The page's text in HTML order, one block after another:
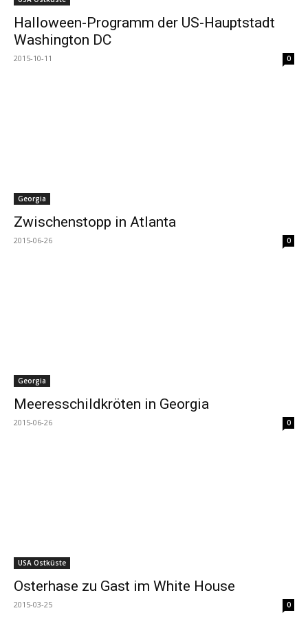
Halloween-Programm der US-Hauptstadt
Washington DC
2015-10-11 0
Georgia
Zwischenstopp in Atlanta
2015-06-26 0
Georgia
Meeresschildkröten in Georgia
2015-06-26 0
USA Ostküste
Osterhase zu Gast im White House
2015-03-25 0